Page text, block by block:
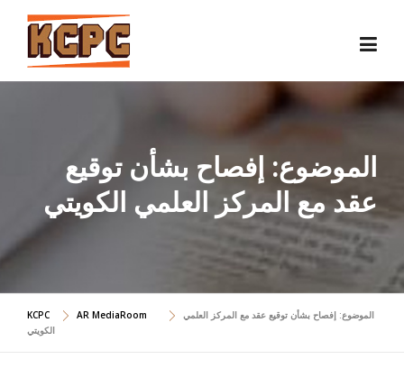
Skip
content
الموضوع: إفصاح بشأن توقيع
عقد مع المركز العلمي الكويتي
KCPC AR MediaRoom
الموضوع: إفصاح بشأن توقيع عقد مع المركز العلمي
الكويتي